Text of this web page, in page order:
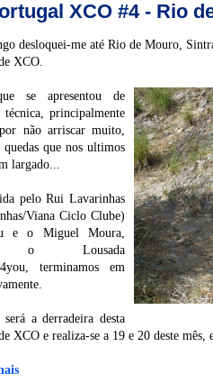
XCO #4 - Rio
desloquei-me até Rio de Mouro,
XCO.
se apresentou de
técnica, principalmente
não arriscar muito,
que nos ultimos
largado...
pelo Rui Lavarinhas
Viana Ciclo Clube)
e o Miguel Moura,
o Lousada
terminamos em
a derradeira desta
XCO e realiza-se a 19 e 20 deste mês,